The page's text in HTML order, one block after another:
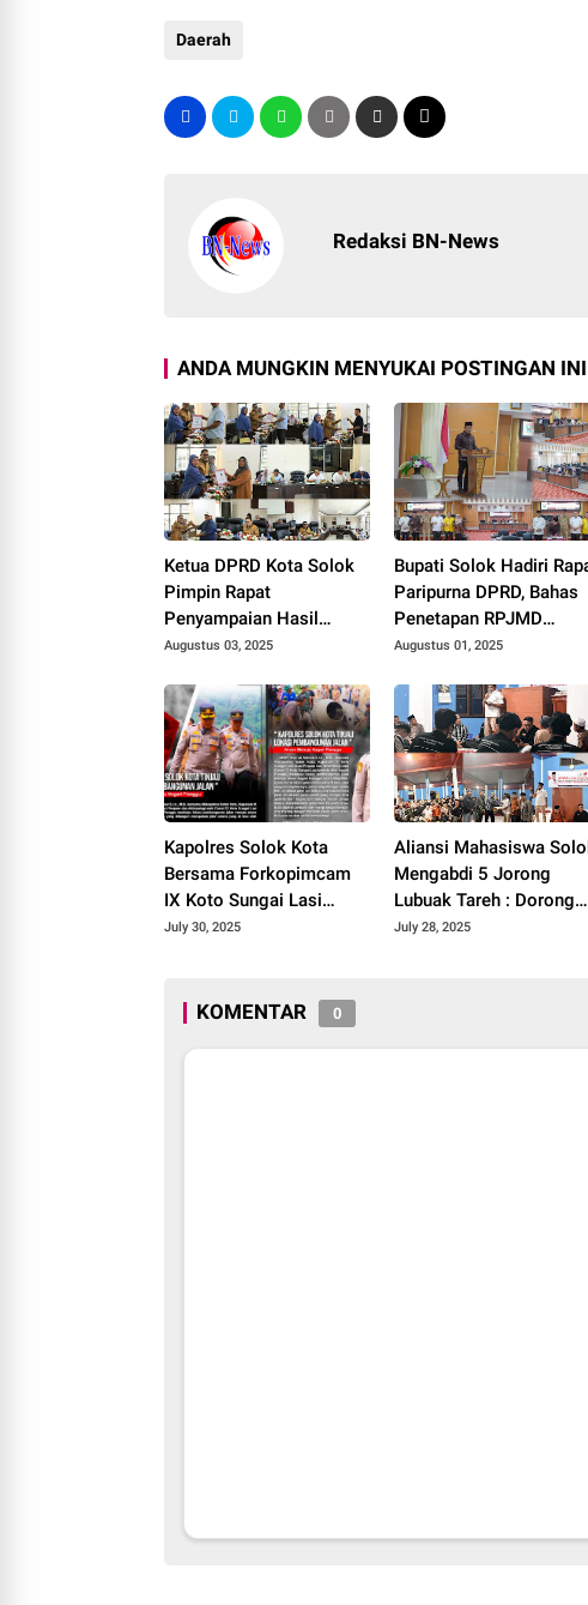
Daerah
Redaksi BN-News
ANDA MUNGKIN MENYUKAI POSTINGAN INI
Ketua DPRD Kota Solok
Pimpin Rapat
Penyampaian Hasil
Pembahasan Pansus
2029.
Augustus 03, 2025
Bupati Solok Hadiri
Paripurna DPRD, Bahas
Penetapan RPJMD
2025–2029
Augustus 01, 2025
Kapolres Solok Kota
Bersama Forkopimcam
IX Koto Sungai Lasi
Tinjau Pembangunan
July 30, 2025
Aliansi Mahasiswa
Mengabdi 5 Jorong
Lubuak Tareh : Dorong
Akses Kesehatan,
July 28, 2025
KOMENTAR 0